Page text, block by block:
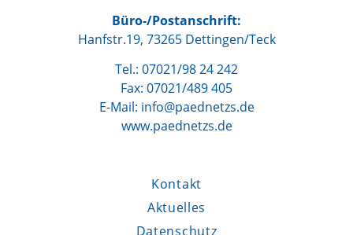
Büro-/Postanschrift:
Hanfstr.19, 73265 Dettingen/Teck
Tel.: 07021/98 24 242
Fax: 07021/489 405
E-Mail: info@paednetzs.de
www.paednetzs.de
Kontakt
Aktuelles
Datenschutz